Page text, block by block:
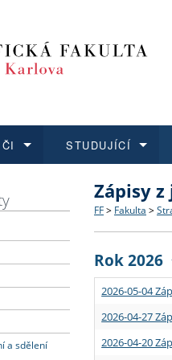
Struktura
Strategie
Podpora
Co
Učitelské
STUDUJÍCÍ
Rigorózní
O vědě a
Granty a
Aktuální
a sdělení
Zápisy
FF > Fakulta >
Rok 2026
2026-05-04
2026-04-27
2026-04-20